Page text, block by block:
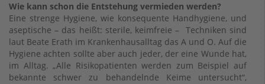
Wie kann schon die Entstehung vermieden werden?
Eine strenge Hygiene, wie konsequente Handhygiene, und
aseptische – das heißt: sterile, keimfreie – Techniken sind
laut Beate Erath im Krankenhausalltag das A und O. Auf die
Hygiene achten sollte aber auch jeder, der eine Wunde hat,
im Alltag. „Alle Risikopatienten werden zum Beispiel auf
bekannte schwer zu behandelnde Keime untersucht“,